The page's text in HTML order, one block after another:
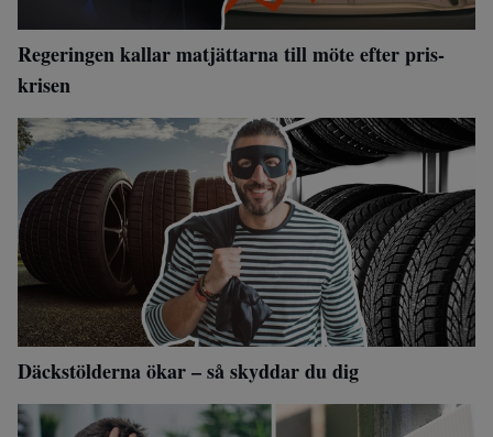
Regeringen kallar matjättarna till möte efter pris-
krisen
Däckstölderna ökar – så skyddar du dig